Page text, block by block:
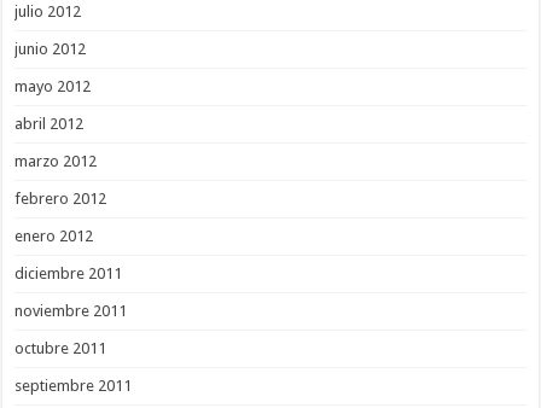
julio 2012
junio 2012
mayo 2012
abril 2012
marzo 2012
febrero 2012
enero 2012
diciembre 2011
noviembre 2011
octubre 2011
septiembre 2011